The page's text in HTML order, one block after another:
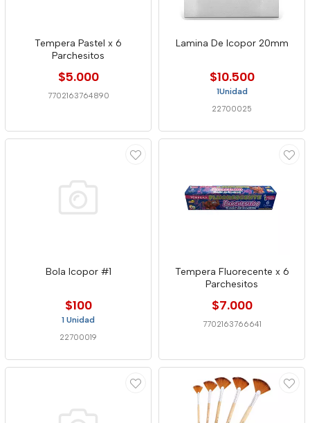
Tempera Pastel x 6
Parchesitos
$5.000
7702163764890
Lamina De Icopor 20mm
$10.500
1Unidad
22700025
Bola Icopor #1
$100
1 Unidad
22700019
Tempera Fluorecente x 6
Parchesitos
$7.000
7702163766641